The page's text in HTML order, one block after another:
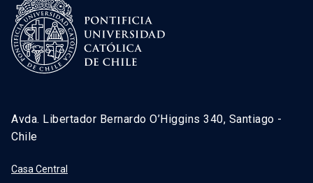
Avda. Libertador Bernardo O’Higgins 340, Santiago -
Chile
Casa Central